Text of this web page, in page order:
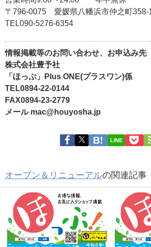
〒796-0075 愛媛県八幡浜市仲之町358-1
TEL090-5276-6354
情報掲載等のお問い合わせ、お申込み先
株式会社豊予社
「ほっぷ」Plus ONE(プラスワン)係
TEL0894-22-0144
FAX0894-23-2779
メール mac@houyosha.jp
LINE
オープン＆リニューアルの関連記事